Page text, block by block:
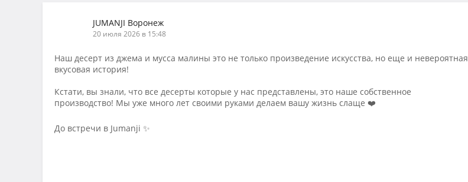
JUMANJI Воронеж
20 июля 2026 в 15:48
Наш десерт из джема и мусса малины это не только произведение искусства, но еще и невероятная
вкусовая история!
Кстати, вы знали, что все десерты которые у нас представлены, это наше собственное
производство! Мы уже много лет своими руками делаем вашу жизнь слаще ❤️
До встречи в Jumanji ✨